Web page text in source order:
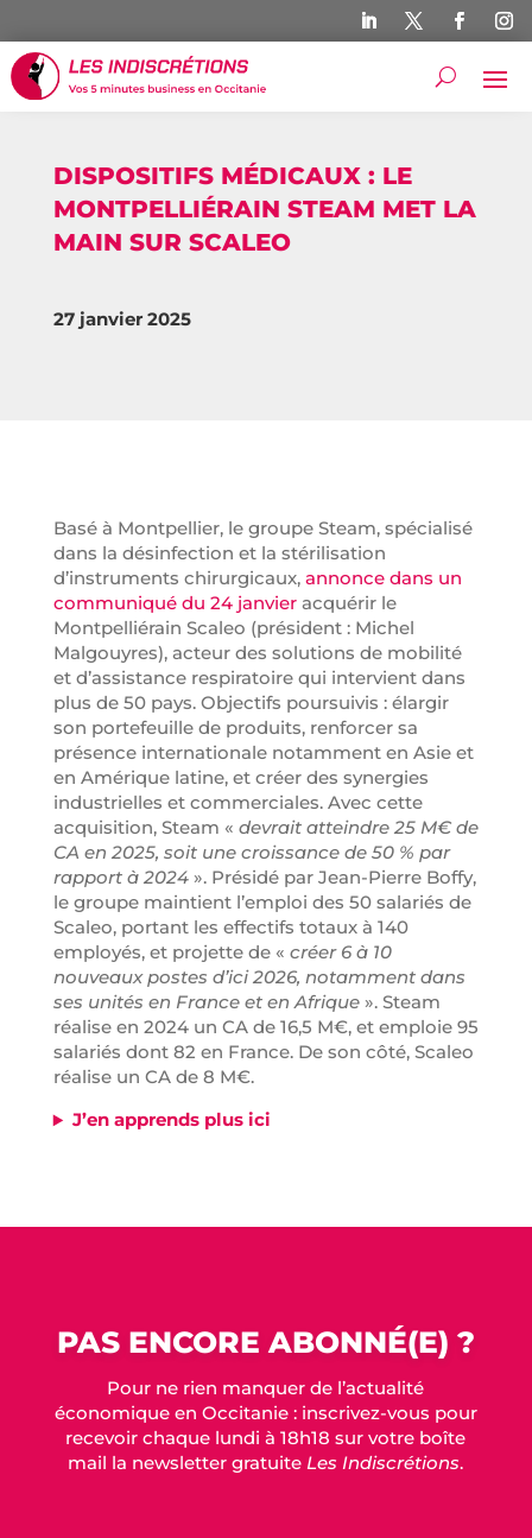
DISPOSITIFS MÉDICAUX : LE
MONTPELLIÉRAIN STEAM MET LA
MAIN SUR SCALEO
27 janvier 2025
Basé à Montpellier, le groupe Steam, spécialisé
dans la désinfection et la stérilisation
d’instruments chirurgicaux, annonce dans un
communiqué du 24 janvieracquérir le
Montpelliérain Scaleo (président : Michel
Malgouyres), acteur des solutions de mobilité
et d’assistance respiratoire qui intervient dans
plus de 50 pays. Objectifs poursuivis : élargir
son portefeuille de produits, renforcer sa
présence internationale notamment en Asie et
en Amérique latine, et créer des synergies
industrielles et commerciales. Avec cette
acquisition, Steam « devrait atteindre 25 M€ de
CA en 2025, soit une croissance de 50 % par
rapport à 2024 ». Présidé par Jean-Pierre Boffy,
le groupe maintient l’emploi des 50 salariés de
Scaleo, portant les effectifs totaux à 140
employés, et projette de « créer 6 à 10
nouveaux postes d’ici 2026, notamment dans
ses unités en France et en Afrique ». Steam
réalise en 2024 un CA de 16,5 M€, et emploie 95
salariés dont 82 en France. De son côté, Scaleo
réalise un CA de 8 M€.
J’en apprends plus ici
PAS ENCORE ABONNÉ(E) ?
Pour ne rien manquer de l’actualité
économique en Occitanie : inscrivez-vous pour
recevoir chaque lundi à 18h18 sur votre boîte
mail la newsletter gratuiteLes Indiscrétions.